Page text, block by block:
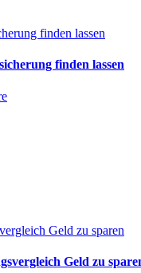
finden lassen
finden lassen
Geld zu sparen
Geld zu